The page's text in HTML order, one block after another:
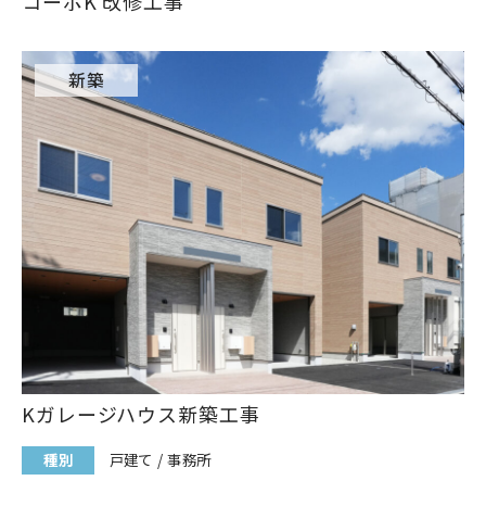
新築
Kガレージハウス新築工事
種別 戸建て 事務所